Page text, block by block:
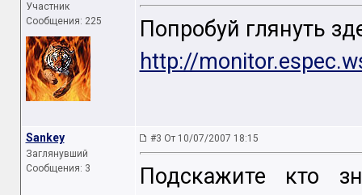
Участник
Сообщения: 225
Попробуй глянуть
http://
Sankey
Заглянувший
Сообщения: 3
#3 От 10/07/2007 18:15
Подскажите кто